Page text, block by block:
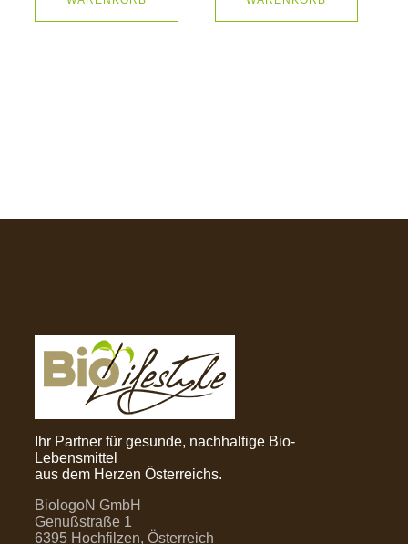
Ihr Partner für gesunde, nachhaltige Bio-
Lebensmittel
aus dem Herzen Österreichs.
BiologoN GmbH
Genußstraße 1
6395 Hochfilzen, Österreich